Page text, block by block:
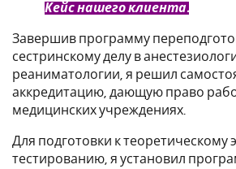
Кейс нашего клиента.
Завершив программу
сестринскому делу в
реаниматологии, я решил
аккредитацию, дающую право
медицинских учреждениях.
Для подготовки к теоретическому
тестированию, я установил